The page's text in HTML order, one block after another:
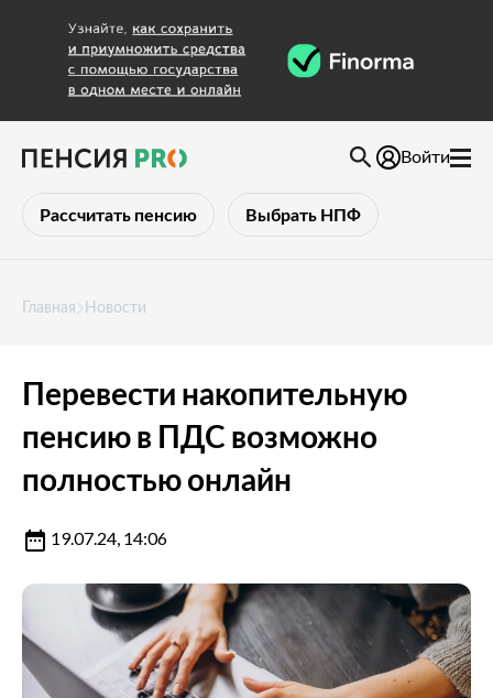
Рассчитать пенсию Выбрать НПФ
Войти
Главная Новости
Перевести накопительную
пенсию в ПДС возможно
полностью онлайн
19.07.24, 14:06